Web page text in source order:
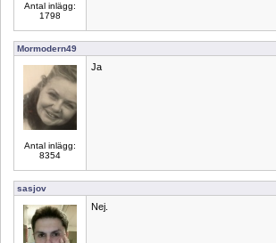
Antal inlägg:
1798
Mormodern49
Antal inlägg:
8354
Ja
sasjov
Nej.